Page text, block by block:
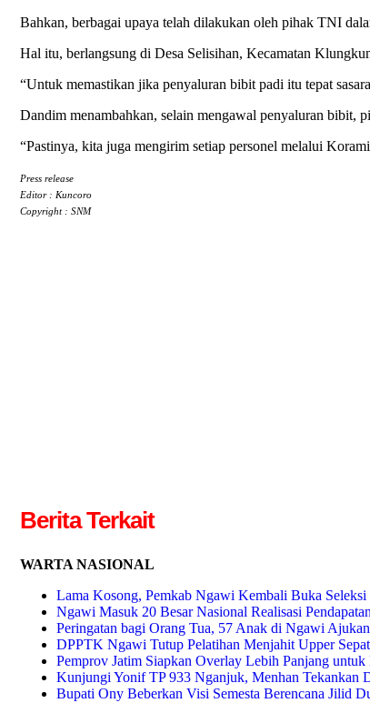
Bahkan, berbagai upaya telah dilakukan oleh pihak TNI
Hal itu, berlangsung di Desa Selisihan, Kecamatan
“Untuk memastikan jika penyaluran bibit padi itu tepat
Dandim menambahkan, selain mengawal penyaluran bibit,
“Pastinya, kita juga mengirim setiap personel melalui
Press release
Editor : Kuncoro
Copyright : SNM
Berita Terkait
WARTA NASIONAL
Lama Kosong, Pemkab Ngawi Kembali Buka
Ngawi Masuk 20 Besar Nasional Realisasi
Peringatan bagi Orang Tua, 57 Anak di Ngawi
DPPTK Ngawi Tutup Pelatihan Menjahit Upper
Pemprov Jatim Siapkan Overlay Lebih Panjang
Kunjungi Yonif TP 933 Nganjuk, Menhan Tekankan
Bupati Ony Beberkan Visi Semesta Berencana Jilid